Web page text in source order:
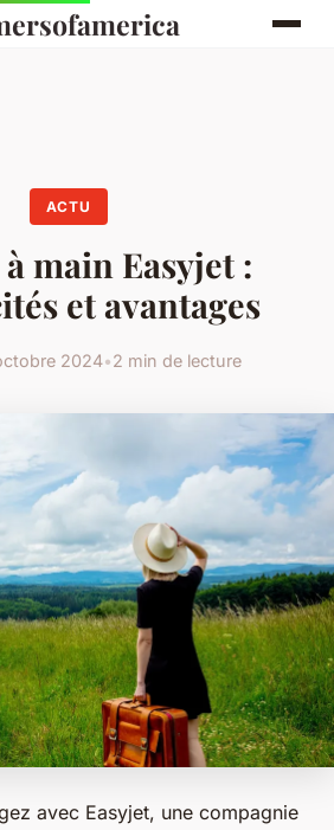
ACTU
à main Easyjet :
et avantages
2024•2 min de lecture
avec Easyjet, une compagnie